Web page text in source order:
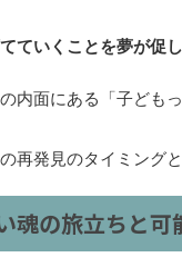
ていくことを夢が促し
内面にある「子ども
再発見のタイミングと
魂の旅立ちと可